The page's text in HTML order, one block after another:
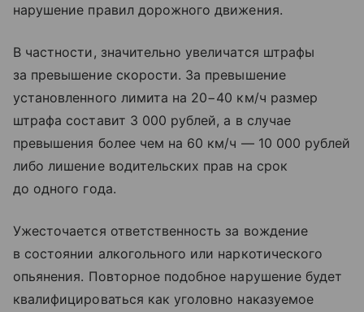
нарушение правил дорожного движения.
В частности, значительно увеличатся штрафы
за превышение скорости. За превышение
установленного лимита на 20−40 км/ч размер
штрафа составит 3 000 рублей, а в случае
превышения более чем на 60 км/ч — 10 000 рублей
либо лишение водительских прав на срок
до одного года.
Ужесточается ответственность за вождение
в состоянии алкогольного или наркотического
опьянения. Повторное подобное нарушение будет
квалифицироваться как уголовно наказуемое